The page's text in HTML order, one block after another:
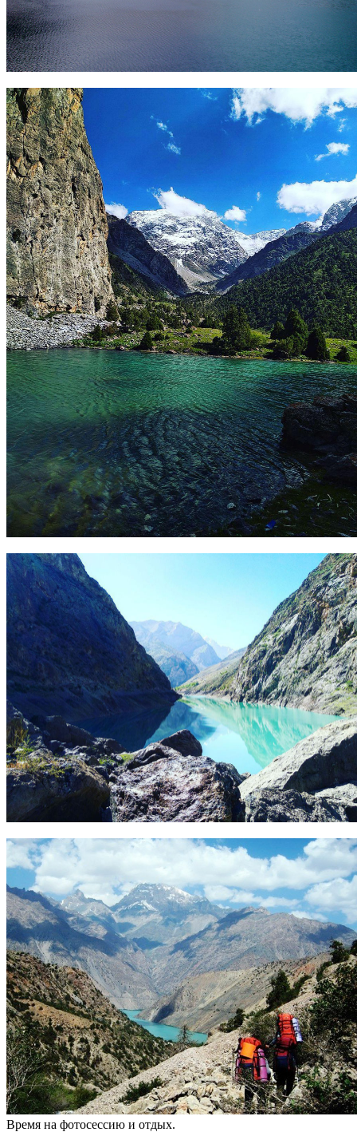
Время на фотосессию и отдых.